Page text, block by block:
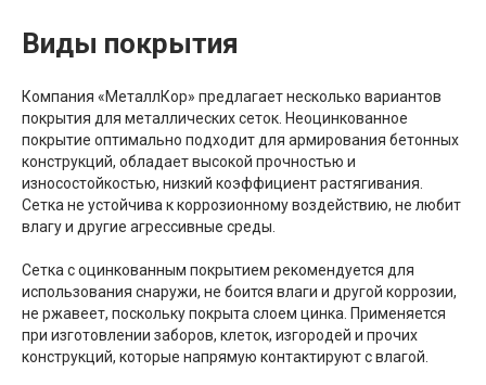
Виды покрытия
Компания «МеталлКор» предлагает несколько вариантов
покрытия для металлических сеток. Неоцинкованное
покрытие оптимально подходит для армирования бетонных
конструкций, обладает высокой прочностью и
износостойкостью, низкий коэффициент растягивания.
Сетка не устойчива к коррозионному воздействию, не любит
влагу и другие агрессивные среды.
Сетка с оцинкованным покрытием рекомендуется для
использования снаружи, не боится влаги и другой коррозии,
не ржавеет, поскольку покрыта слоем цинка. Применяется
при изготовлении заборов, клеток, изгородей и прочих
конструкций, которые напрямую контактируют с влагой.